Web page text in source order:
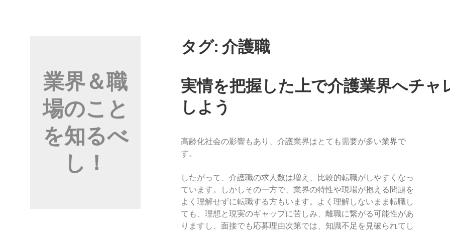
業界＆職
場のこと
を知るべ
し！
タグ: 介護職
実情を把握した上で介護業界へチャ
しよう
高齢化社会の影響もあり、介護業界はとても需要が多い業界で
す。
したがって、介護職の求人数は増え、比較的転職がしやすくなっ
ています。しかしその一方で、業界の特性や現場が抱える問題を
よく理解せずに転職する方もいます。よく理解しないまま転職し
ても、理想と現実のギャップに苦しみ、離職に繋がる可能性があ
りますし、面接でも応募理由次第では、知識不足を見破られてし